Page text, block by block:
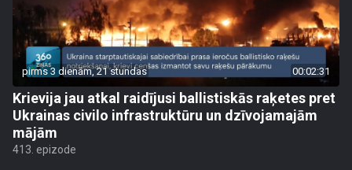
pirms 3 dienām, 21 stundas 00:02:31
Krievija jau atkal raidījusi ballistiskās raķetes pret
Ukrainas civilo infrastruktūru un dzīvojamajām
mājām
413. epizode